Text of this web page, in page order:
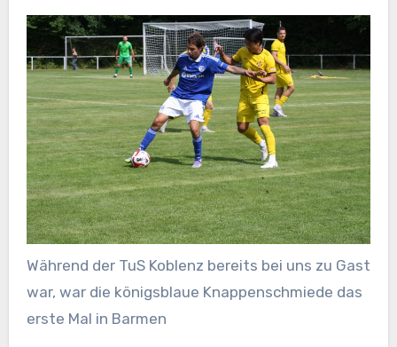
Während der TuS Koblenz bereits bei uns zu Gast
war, war die königsblaue Knappenschmiede das
erste Mal in Barmen